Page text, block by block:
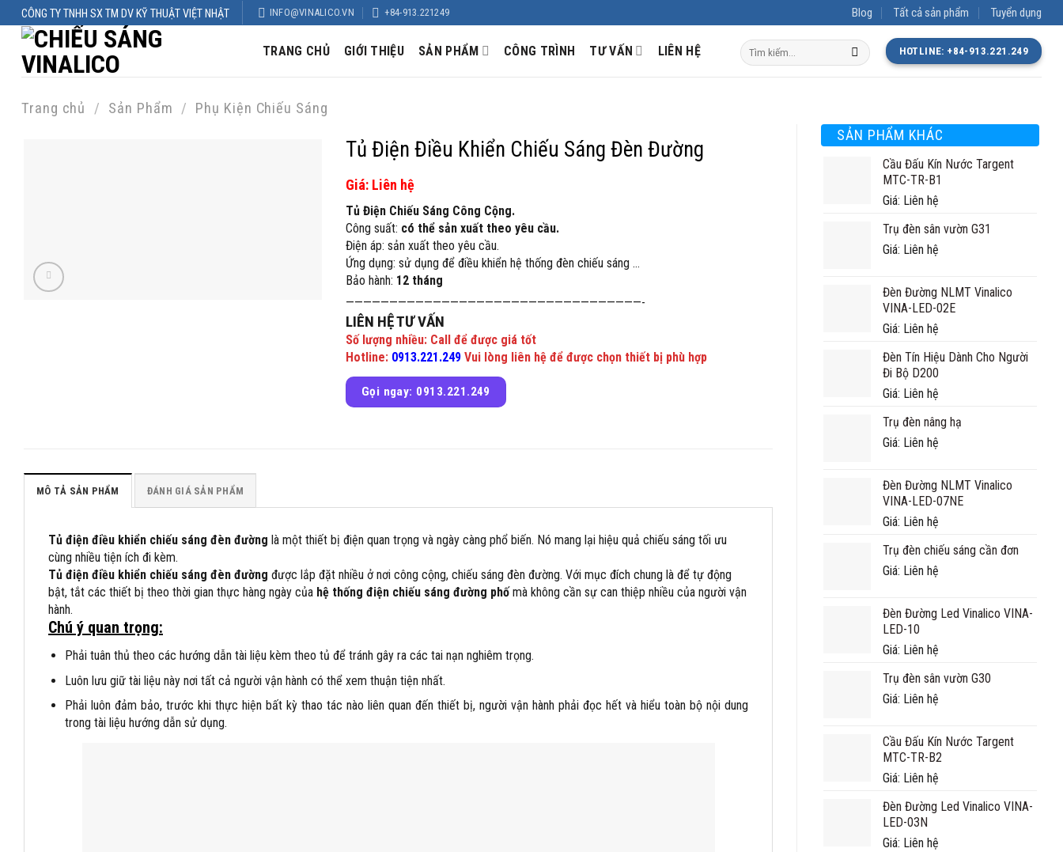
to
content
CÔNG TY TNHH SX TM DV KỸ THUẬT VIỆT NHẬT INFO@VINALICO.VN +84-913.221249 Blog Tất cả sản phẩm Tuyển dụng
TRANG CHỦ GIỚI THIỆU SẢN PHẨM CÔNG TRÌNH TƯ VẤN LIÊN HỆ
Tìm
kiếm:
HOTLINE: +84-913.221.249
Trang chủ / Sản Phẩm /
Phụ Kiện Chiếu Sáng
SẢN PHẨM KHÁC
Cầu Đấu Kín Nước Targent
MTC-TR-B1
Giá: Liên hệ
Trụ đèn sân vườn G31
Giá: Liên hệ
Đèn Đường NLMT Vinalico
VINA-LED-02E
Giá: Liên hệ
Đèn Tín Hiệu Dành Cho Người
Đi Bộ D200
Giá: Liên hệ
Trụ đèn nâng hạ
Giá: Liên hệ
Đèn Đường NLMT Vinalico
VINA-LED-07NE
Giá: Liên hệ
Trụ đèn chiếu sáng cần đơn
Giá: Liên hệ
Đèn Đường Led Vinalico VINA-
LED-10
Giá: Liên hệ
Trụ đèn sân vườn G30
Giá: Liên hệ
Cầu Đấu Kín Nước Targent
MTC-TR-B2
Giá: Liên hệ
Đèn Đường Led Vinalico VINA-
LED-03N
Giá: Liên hệ
Tủ Điện Điều Khiển Chiếu Sáng Đèn Đường
Giá: Liên hệ
Tủ Điện Chiếu Sáng Công Cộng.
Công suất: có thể sản xuất theo yêu cầu.
Điện áp: sản xuất theo yêu cầu.
Ứng dụng: sử dụng để điều khiển hệ thống đèn chiếu sáng …
Bảo hành: 12 tháng
——————————————————————————————————-
LIÊN HỆ TƯ VẤN
Số lượng nhiều: Call để được giá tốt
Hotline: 0913.221.249 Vui lòng liên hệ để được chọn thiết bị phù hợp
Gọi ngay: 0913.221.249
MÔ TẢ SẢN PHẨM ĐÁNH GIÁ SẢN PHẨM
Tủ điện điều khiển chiếu sáng đèn đường là một thiết bị điện quan trọng và ngày càng phổ biến. Nó mang lại hiệu quả chiếu sáng tối ưu
cùng nhiều tiện ích đi kèm.
Tủ điện điều khiển chiếu sáng đèn đường được lắp đặt nhiều ở nơi công cộng, chiếu sáng đèn đường. Với mục đích chung là để tự động
bật, tắt các thiết bị theo thời gian thực hàng ngày của hệ thống điện chiếu sáng đường phố mà không cần sự can thiệp nhiều của người vận
hành.
Chú ý quan trọng:
Phải tuân thủ theo các hướng dẫn tài liệu kèm theo tủ để tránh gây ra các tai nạn nghiêm trọng.
Luôn lưu giữ tài liệu này nơi tất cả người vận hành có thể xem thuận tiện nhất.
Phải luôn đảm bảo, trước khi thực hiện bất kỳ thao tác nào liên quan đến thiết bị, người vận hành phải đọc hết và hiểu toàn bộ nội dung
trong tài liệu hướng dẫn sử dụng.